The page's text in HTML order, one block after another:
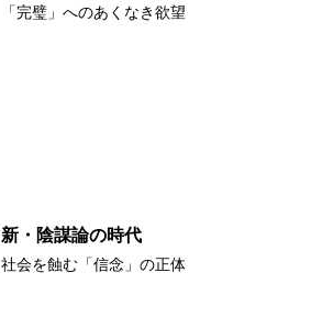
「完璧」へのあくなき欲望
新・陰謀論の時代
社会を蝕む「信念」の正体